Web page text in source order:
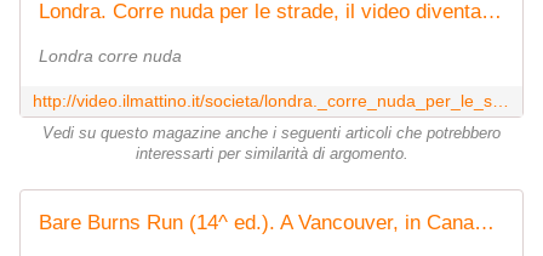
Londra. Corre nuda per le strade, il video diventa virale
Londra corre nuda
Vedi su questo magazine anche i seguenti articoli che potrebbero
interessarti per similarità di argomento.
Bare Burns Run (14^ ed.). A Vancouver, in Canada, la corsa "a culo nudo" - Ultramaratone, maratone e dintorni